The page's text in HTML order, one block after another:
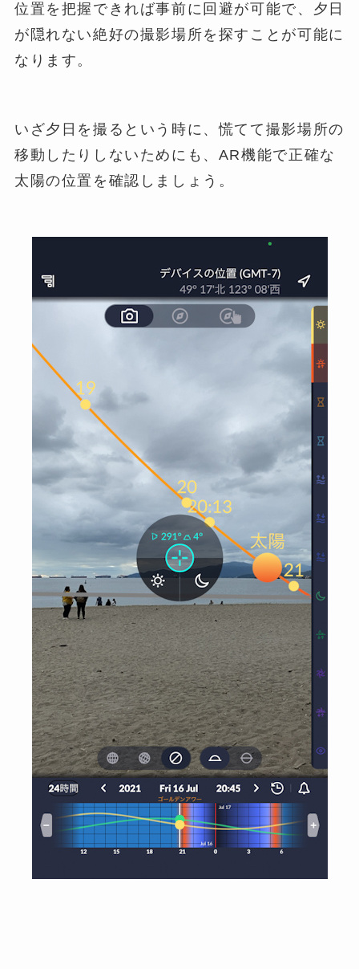
位置を把握できれば事前に回避が可能で、夕日
が隠れない絶好の撮影場所を探すことが可能に
なります。
いざ夕日を撮るという時に、慌てて撮影場所の
移動したりしないためにも、AR機能で正確な
太陽の位置を確認しましょう。